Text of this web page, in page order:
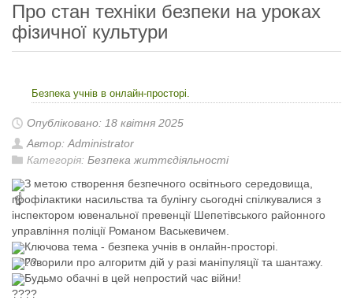
Про стан техніки безпеки на уроках
фізичної культури
Безпека учнів в онлайн-просторі.
Опубліковано: 18 квітня 2025
Автор: Administrator
Категорія: Безпека життєдіяльності
З метою створення безпечного освітнього середовища,
профілактики насильства та булінгу сьогодні спілкувалися з
інспектором ювенальної превенції Шепетівського районного
управління поліції Романом Васькевичем.
Ключова тема - безпека учнів в онлайн-просторі.
Говорили про алгоритм дій у разі маніпуляції та шантажу.
Будьмо обачні в цей непростий час війни!